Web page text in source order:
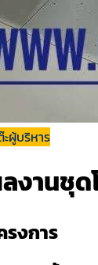
ผู้บริหาร
งานชุด
รงการ